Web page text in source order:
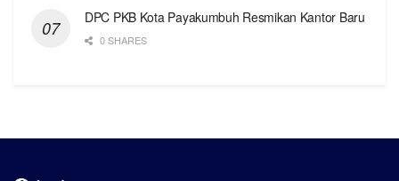
DPC PKB Kota Payakumbuh Resmikan Kantor Baru
0 SHARES